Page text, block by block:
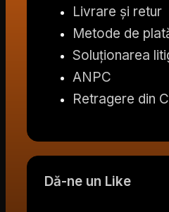
Livrare și retur
Metode de
Soluționarea
ANPC
Retragere din
Dă-ne un Like